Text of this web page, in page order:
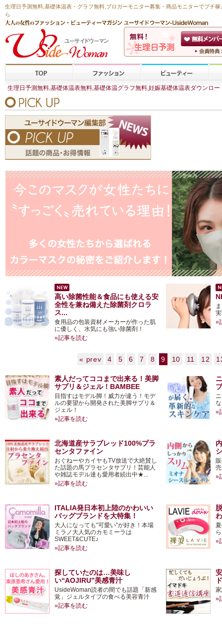
生理日予測無料 基礎体温表・グラフ無料 ,ブロガーモニター募集・商品モニターでプチ稼
ら
生理日予測無料,基礎体温表無料,基礎体温グラフ無料,妊娠基礎体温表ダウンロ
高い除菌性能＆食品にも使える安
全性を兼ね備えた除菌剤クロラ
ス...
食用品の包装資材メーカーが作った肌
に優しく、水気にも強い除菌剤！
»記事を読む
»
« prev 4 5 6 7 8 9 10 11 12
素人だってココまで出来る！美脚
サプリ＆ジェル！BAMBEE
目指すはモデル脚！威力が違う！モデ
ルの要望から開発された美脚サプリ＆
ジェル！
»記事を読む
»
北海道産サラブレッド100%プラ
センタファイン
おぐねーやカイヤもTV放送で大絶賛し
た話題の馬プラセンタサプリ！芸能人
や雑誌モデル達も愛用者続出中★...
»記事を読む
»
ITALIA発日本初上陸のかわいい
バッグブランドを大特集！
大人になっても”可愛い”が好き！本場
ミラノ大人気のカモミーラは
SWEET&CUTE♪
»記事を読む
»
探していたのは…美味し
い“AOJIRU”美感青汁
UsideWoman読者の間でも話題「新感
覚」ジェルタイプの食べる美容青汁
»記事を読む
»